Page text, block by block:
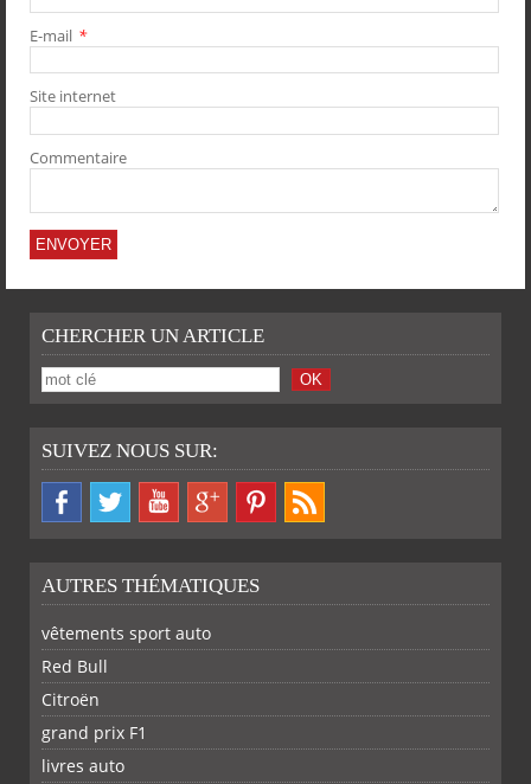
E-mail *
Site internet
Commentaire
CHERCHER UN ARTICLE
SUIVEZ NOUS SUR:
AUTRES THÉMATIQUES
vêtements sport auto
Red Bull
Citroën
grand prix F1
livres auto